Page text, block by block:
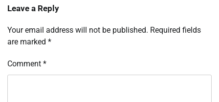
Leave a Reply
Your email address will not be published. Required fields
are marked *
Comment *